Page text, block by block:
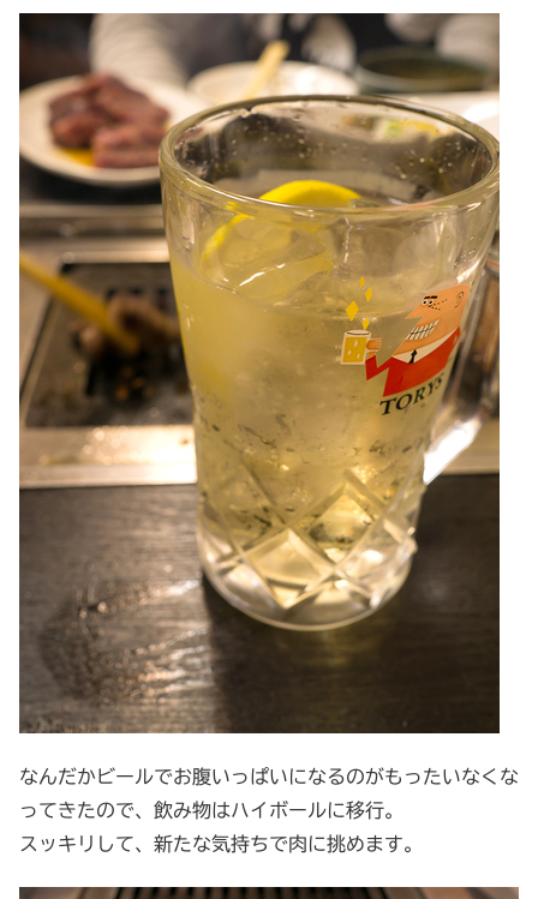
なんだかビールでお腹いっぱいになるのがもったいなくな
ってきたので、飲み物はハイボールに移行。
スッキリして、新たな気持ちで肉に挑めます。